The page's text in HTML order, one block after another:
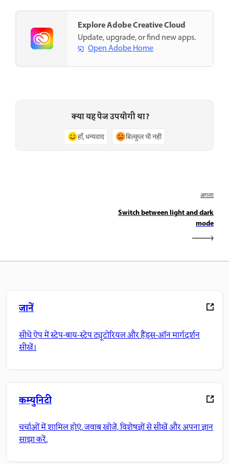
Explore Adobe Creative Cloud
Update, upgrade, or find new apps.
Open Adobe Home
क्या यह पेज उपयोगी था?
हाँ, धन्यवाद बिल्कुल भी नहीं
अगला
Switch between light and dark
mode
जानें
सीधे ऐप में स्टेप-बाय-स्टेप ट्यूटोरियल और हैंड्स-ऑन मार्गदर्शन
सीखें।
कम्युनिटी
चर्चाओं में शामिल होएं, जवाब खोजें, विशेषज्ञों से सीखें और अपना ज्ञान
साझा करें.